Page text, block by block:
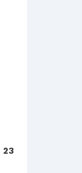
23